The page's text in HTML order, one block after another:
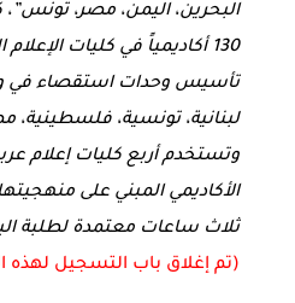
130 أكاديمياً في كليات
تأسيس وحدات استقصاء في
لبنانية، تونسية، فلسطينية،
وتستخدم أربع كليات إعلام
الأكاديمي المبني على
ثلاث ساعات معتمدة لطلبة
(تم إغلاق باب التسجيل لهذه